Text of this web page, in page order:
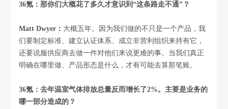
36氪：那你们大概花了多久才意识到“这条路走不通”？
Matt Dwyer： 大概五年。因为我们做的不只是一个产品，我
们要制定标准、建立认证体系、成立非营利组织来持有它，
还要说服供应商去做一件对他们来说更难的事。当我们真正
明确在哪里做、产品形态是什么，才有可能去算那笔账。
36氪：去年温室气体排放总量反而增长了2%。主要是业务的
哪一部分造成的？